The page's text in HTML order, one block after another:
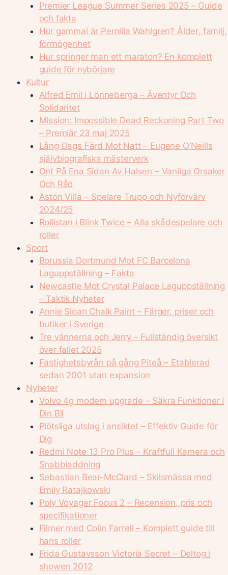
Premier League Summer Series 2025 – Guide
och fakta
Hur gammal är Pernilla Wahlgren? Ålder, familj,
förmögenhet
Hur springer man ett maraton? En komplett
guide för nybörjare
Kultur
Alfred Emil i Lönneberga – Äventyr Och
Solidaritet
Mission: Impossible Dead Reckoning Part Two
– Premiär 23 maj 2025
Lång Dags Färd Mot Natt – Eugene O’Neills
självbiografiska mästerverk
Ont På Ena Sidan Av Halsen – Vanliga Orsaker
Och Råd
Aston Villa – Spelare Trupp och Nyförvärv
2024/25
Rollistan i Blink Twice – Alla skådespelare och
roller
Sport
Borussia Dortmund Mot FC Barcelona
Laguppställning – Fakta
Newcastle Mot Crystal Palace Laguppställning
– Taktik Nyheter
Annie Sloan Chalk Paint – Färger, priser och
butiker i Sverige
Tre vännerna och Jerry – Fullständig översikt
över fallet 2025
Fastighetsbyrån på gång Piteå – Etablerad
sedan 2001 utan expansion
Nyheter
Volvo 4g modem upgrade – Säkra Funktioner I
Din Bil
Plötsliga utslag i ansiktet – Effektiv Guide för
Dig
Redmi Note 13 Pro Plus – Kraftfull Kamera och
Snabbladdning
Sebastian Bear-McClard – Skilsmässa med
Emily Ratajkowski
Poly Voyager Focus 2 – Recension, pris och
specifikationer
Filmer med Colin Farrell – Komplett guide till
hans roller
Frida Gustavsson Victoria Secret – Deltog i
showen 2012